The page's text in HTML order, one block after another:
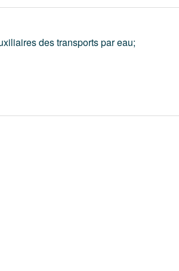
des transports par eau;